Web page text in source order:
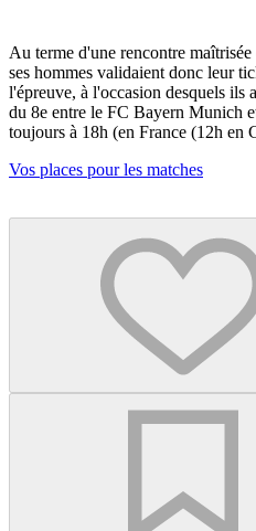
Au terme d'une rencontre
ses hommes validaient donc leur
l'épreuve, à l'occasion desquels ils
du 8e entre le FC Bayern Munich
toujours à 18h (en France (12h en
Vos places pour les matches